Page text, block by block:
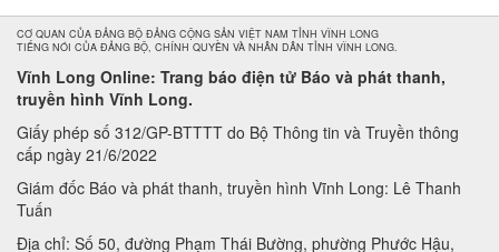
CƠ QUAN CỦA ĐẢNG BỘ ĐẢNG CỘNG SẢN VIỆT NAM TỈNH VĨNH LONG
TIẾNG NÓI CỦA ĐẢNG BỘ, CHÍNH QUYỀN VÀ NHÂN DÂN TỈNH VĨNH LONG.
Vĩnh Long Online: Trang báo điện tử Báo và phát thanh,
truyền hình Vĩnh Long.
Giấy phép số 312/GP-BTTTT do Bộ Thông tin và Truyền thông
cấp ngày 21/6/2022
Giám đốc Báo và phát thanh, truyền hình Vĩnh Long: Lê Thanh
Tuấn
Địa chỉ: Số 50, đường Phạm Thái Bường, phường Phước Hậu,